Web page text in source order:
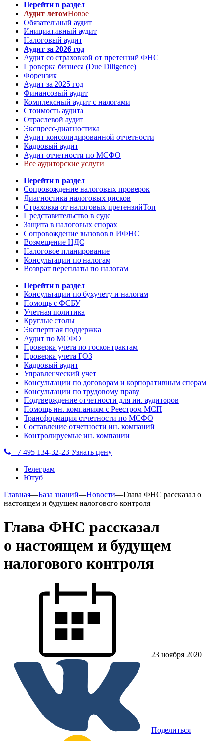
Перейти в раздел
Аудит летомНовое
Обязательный аудит
Инициативный аудит
Налоговый аудит
Аудит за 2026 год
Аудит со страховкой от претензий ФНС
Проверка бизнеса (Due Diligence)
Форензик
Аудит за 2025 год
Финансовый аудит
Комплексный аудит с налогами
Стоимость аудита
Отраслевой аудит
Экспресс-диагностика
Аудит консолидированной отчетности
Кадровый аудит
Аудит отчетности по МСФО
Все аудиторские услуги
Перейти в раздел
Сопровождение налоговых проверок
Диагностика налоговых рисков
Страховка от налоговых претензийТоп
Представительство в суде
Защита в налоговых спорах
Сопровождение вызовов в ИФНС
Возмещение НДС
Налоговое планирование
Консультации по налогам
Возврат переплаты по налогам
Перейти в раздел
Консультации по бухучету и налогам
Помощь с ФСБУ
Учетная политика
Круглые столы
Экспертная поддержка
Аудит по МСФО
Проверка учета по госконтрактам
Проверка учета ГОЗ
Кадровый аудит
Управленческий учет
Консультации по договорам и корпоративным спорам
Консультации по трудовому праву
Подтверждение отчетности для ин. аудиторов
Помощь ин. компаниям с Реестром МСП
Трансформация отчетности по МСФО
Составление отчетности ин. компаний
Контролируемые ин. компании
+7 495 134-32-23 Узнать цену
Телеграм
Ютуб
Главная—База знаний—Новости—Глава ФНС рассказал о
настоящем и будущем налогового контроля
Глава ФНС рассказал
о настоящем и будущем
налогового контроля
23 ноября 2020
Поделиться